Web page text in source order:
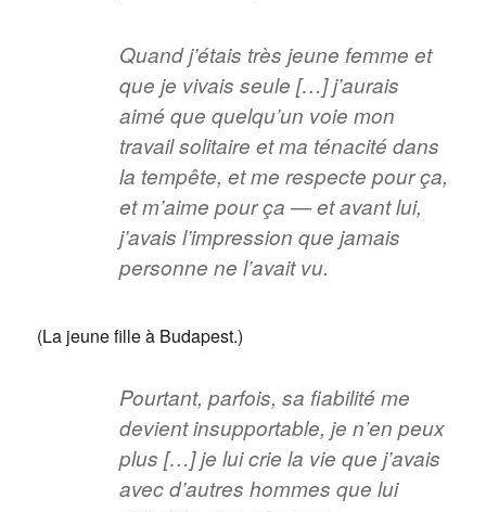
Quand j’étais très jeune femme et
que je vivais seule […] j’aurais
aimé que quelqu’un voie mon
travail solitaire et ma ténacité dans
la tempête, et me respecte pour ça,
et m’aime pour ça — et avant lui,
j’avais l’impression que jamais
personne ne l’avait vu.
(La jeune fille à Budapest.)
Pourtant, parfois, sa fiabilité me
devient insupportable, je n’en peux
plus […] je lui crie la vie que j’avais
avec d’autres hommes que lui